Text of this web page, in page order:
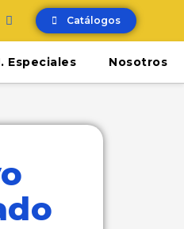
Catálogos
Especiales Nosotros